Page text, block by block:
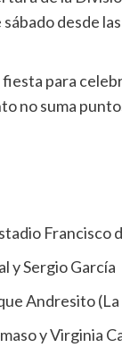
desde
para
no suma
Francisco
y Sergio García
Andresito (La
y Virginia